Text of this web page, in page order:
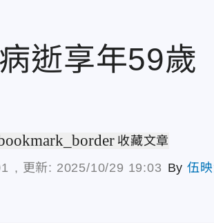
逝享年59
收藏文章
, 更新: 2025/10/29 19:03 By伍